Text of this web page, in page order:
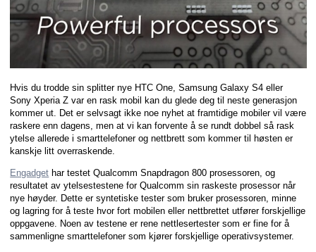
Hvis du trodde sin splitter nye HTC One, Samsung Galaxy S4 eller
Sony Xperia Z var en rask mobil kan du glede deg til neste generasjon
kommer ut. Det er selvsagt ikke noe nyhet at framtidige mobiler vil være
raskere enn dagens, men at vi kan forvente å se rundt dobbel så rask
ytelse allerede i smarttelefoner og nettbrett som kommer til høsten er
kanskje litt overraskende.
Engadget har testet Qualcomm Snapdragon 800 prosessoren, og
resultatet av ytelsestestene for Qualcomm sin raskeste prosessor når
nye høyder. Dette er syntetiske tester som bruker prosessoren, minne
og lagring for å teste hvor fort mobilen eller nettbrettet utfører forskjellige
oppgavene. Noen av testene er rene nettlesertester som er fine for å
sammenligne smarttelefoner som kjører forskjellige operativsystemer.